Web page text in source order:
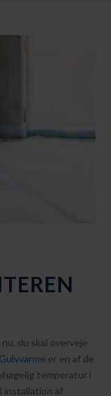
du skal overveje
Gulvvarme er en af de
temperatur i
installation af